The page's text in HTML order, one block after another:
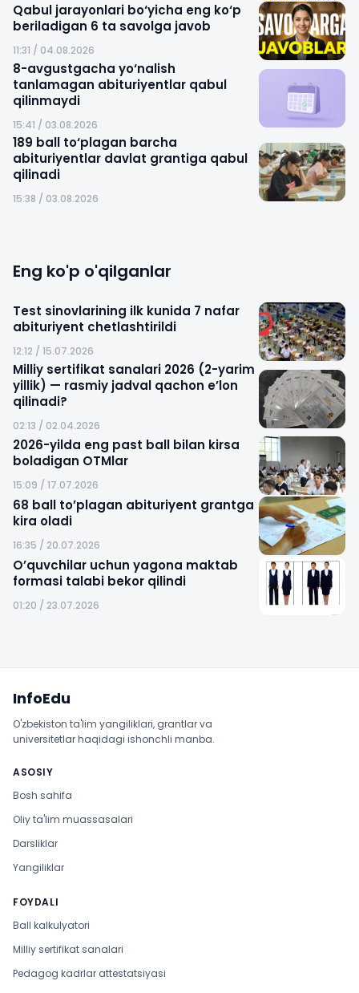
Qabul jarayonlari bo‘yicha eng ko‘p
beriladigan 6 ta savolga javob
11:31 / 04.08.2026
8-avgustgacha yo‘nalish
tanlamagan abituriyentlar qabul
qilinmaydi
15:41 / 03.08.2026
189 ball to‘plagan barcha
abituriyentlar davlat grantiga qabul
qilinadi
15:38 / 03.08.2026
Eng ko'p o'qilganlar
Test sinovlarining ilk kunida 7 nafar
abituriyent chetlashtirildi
12:12 / 15.07.2026
Milliy sertifikat sanalari 2026 (2-yarim
yillik) — rasmiy jadval qachon e’lon
qilinadi?
02:13 / 02.04.2026
2026-yilda eng past ball bilan kirsa
boladigan OTMlar
15:09 / 17.07.2026
68 ball to’plagan abituriyent grantga
kira oladi
16:35 / 20.07.2026
O’quvchilar uchun yagona maktab
formasi talabi bekor qilindi
01:20 / 23.07.2026
InfoEdu
O'zbekiston ta'lim yangiliklari, grantlar va
universitetlar haqidagi ishonchli manba.
ASOSIY
Bosh sahifa
Oliy ta'lim muassasalari
Darsliklar
Yangiliklar
FOYDALI
Ball kalkulyatori
Milliy sertifikat sanalari
Pedagog kadrlar attestatsiyasi